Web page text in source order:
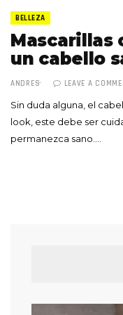
BELLEZA
Mascarillas
un cabello
ANDRES LEAVE A
Sin duda alguna, el
look, este debe ser
permanezca sano.…